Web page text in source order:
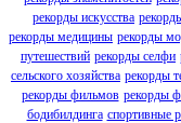
рекорды искусства
рекорды медицины рекорды
путешествий рекорды селфи
сельского хозяйства рекорды
рекорды фильмов рекорды
бодибилдинга спортивные